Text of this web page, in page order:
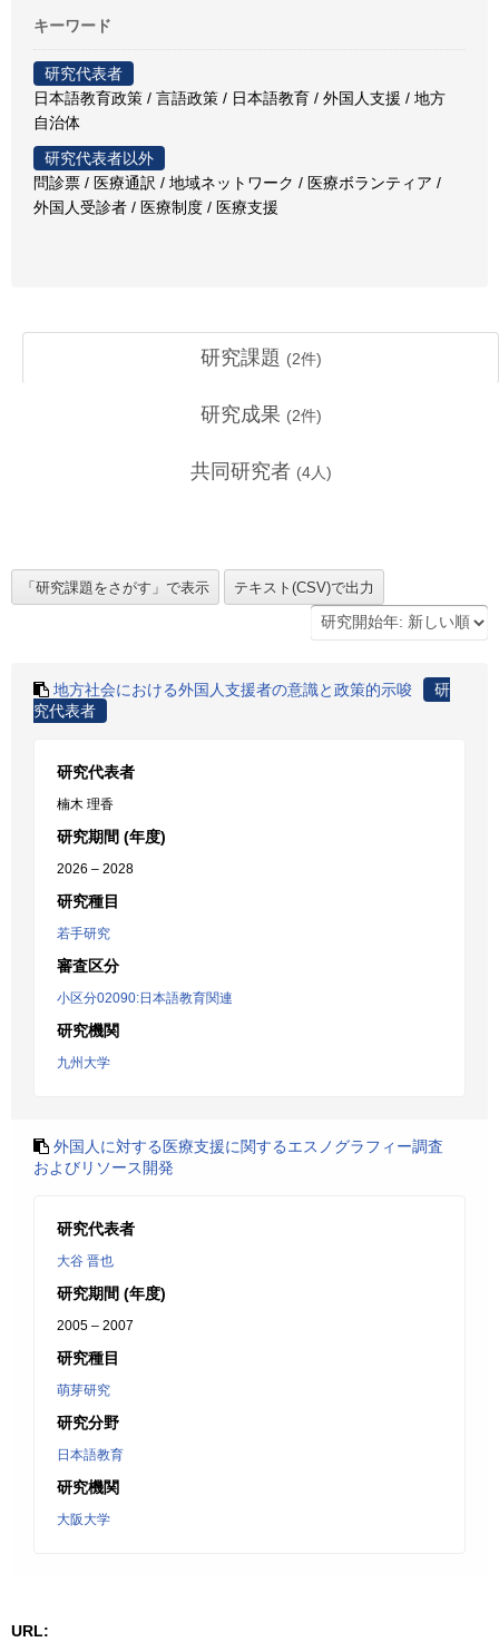
キーワード
研究代表者
日本語教育政策 / 言語政策 / 日本語教育 / 外国人支援 / 地方
自治体
研究代表者以外
問診票 / 医療通訳 / 地域ネットワーク / 医療ボランティア /
外国人受診者 / 医療制度 / 医療支援
研究課題 (2件)
研究成果 (2件)
共同研究者 (4人)
地方社会における外国人支援者の意識と政策的示唆
研
究代表者
研究代表者
楠木 理香
研究期間 (年度)
2026 – 2028
研究種目
若手研究
審査区分
小区分02090:日本語教育関連
研究機関
九州大学
外国人に対する医療支援に関するエスノグラフィー調査
およびリソース開発
研究代表者
大谷 晋也
研究期間 (年度)
2005 – 2007
研究種目
萌芽研究
研究分野
日本語教育
研究機関
大阪大学
URL: